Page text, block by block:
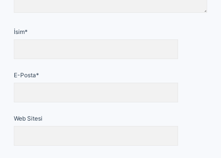
İsim*
E-Posta*
Web Sitesi